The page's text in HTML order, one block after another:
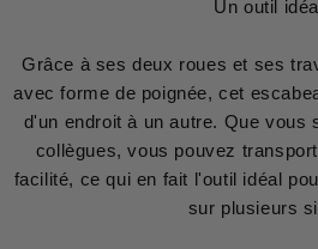
Un outil idéal
Grâce à ses deux roues et ses
avec forme de poignée, cet
d'un endroit à un autre. Que vous
collègues, vous pouvez
facilité, ce qui en fait l'outil idéal
sur plusieurs